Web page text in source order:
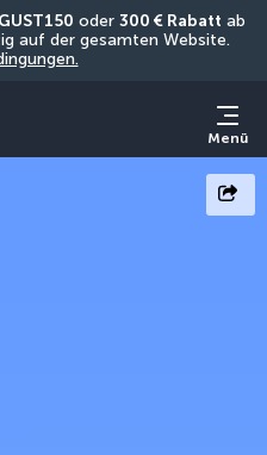
oder 300 € Rabatt ab
Menü